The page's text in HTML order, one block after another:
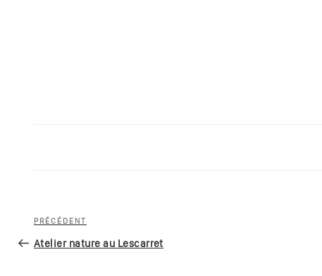
Navigation
de
Article
précédent
PRÉCÉDENT
Atelier nature au Lescarret